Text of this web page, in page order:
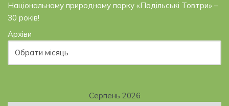
Національному природному парку «Подільські Товтри» –
30 років!
Архіви
Серпень 2026